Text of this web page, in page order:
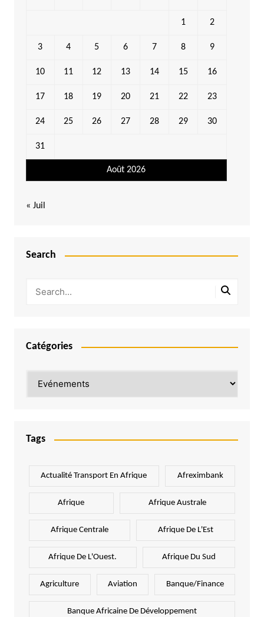
Août 2026
1 2
3 4 5 6 7 8 9
10 11 12 13 14 15 16
17 18 19 20 21 22 23
24 25 26 27 28 29 30
31
« Juil
Search
Catégories
Tags
Actualité Transport En Afrique Afreximbank
Afrique Afrique Australe
Afrique Centrale Afrique De L'Est
Afrique De L'Ouest. Afrique Du Sud
Agriculture Aviation Banque/Finance
Banque Africaine De Développement